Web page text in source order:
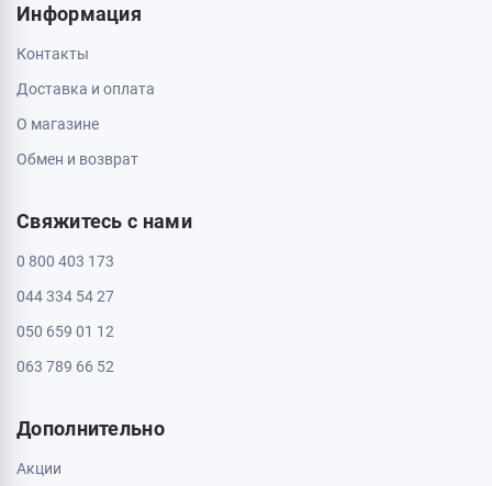
Информация
Контакты
Доставка и оплата
О магазине
Обмен и возврат
Свяжитесь с нами
0 800 403 173
044 334 54 27
050 659 01 12
063 789 66 52
Дополнительно
Акции